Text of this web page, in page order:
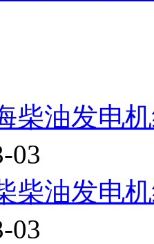
03
03